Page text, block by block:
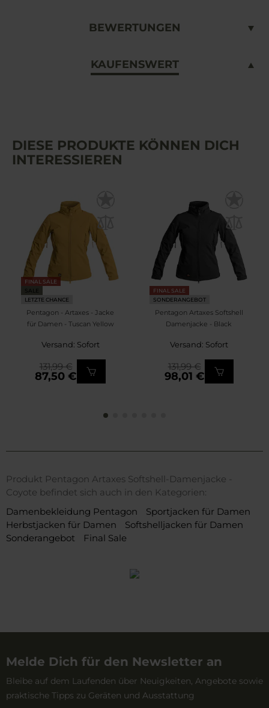
BEWERTUNGEN
KAUFENSWERT
DIESE PRODUKTE KÖNNEN DICH
INTERESSIEREN
FINAL SALE
SALE
LETZTE CHANCE
Pentagon - Artaxes - Jacke
für Damen - Tuscan Yellow
Versand: Sofort
87,50 €
131,99 €
FINAL SALE
SONDERANGEBOT
Pentagon Artaxes Softshell
Damenjacke - Black
Versand: Sofort
98,01 €
131,99 €
Produkt Pentagon Artaxes Softshell-Damenjacke -
Coyote befindet sich auch in den Kategorien:
Damenbekleidung Pentagon
Sportjacken für Damen
Herbstjacken für Damen
Softshelljacken für Damen
Sonderangebot
Final Sale
Melde Dich für den Newsletter an
Bleibe auf dem Laufenden über Neuigkeiten, Angebote sowie
praktische Tipps zu Geräten und Ausstattung